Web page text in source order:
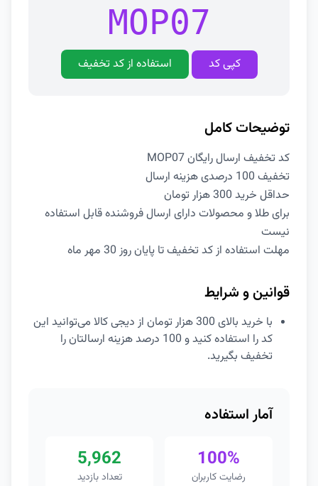
MOP07
کپی کد استفاده از کد تخفیف
توضیحات کامل
کد تخفیف ارسال رایگان MOP07
تخفیف 100 درصدی هزینه ارسال
حداقل خرید 300 هزار تومان
برای طلا و محصولات دارای ارسال فروشنده قابل استفاده
نیست
مهلت استفاده از کد تخفیف تا پایان روز 30 مهر ماه
قوانین و شرایط
با خرید بالای 300 هزار تومان از دیجی کالا می‌توانید این
کد را استفاده کنید و 100 درصد هزینه ارسالتان را
تخفیف بگیرید.
آمار استفاده
100%
رضایت کاربران
5,962
تعداد بازدید